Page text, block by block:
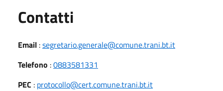
Contatti
Email :segretario.generale@comune.trani.bt.it
Telefono :0883581331
PEC : protocollo@cert.comune.trani.bt.it